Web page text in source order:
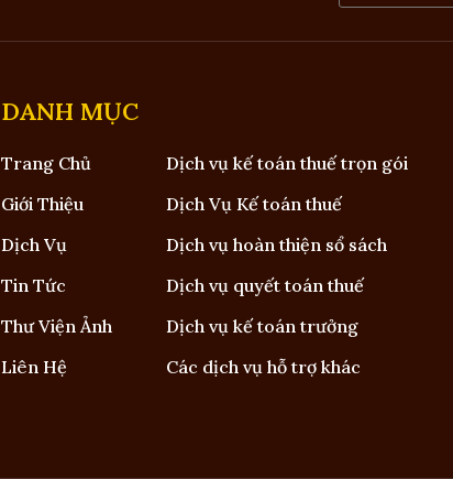
DANH MỤC
Dịch vụ kế toán thuế trọn gói
Trang Chủ
Dịch Vụ Kế toán thuế
Giới Thiệu
Dịch vụ hoàn thiện sổ sách
Dịch Vụ
Dịch vụ quyết toán thuế
Tin Tức
Dịch vụ kế toán trưởng
Thư Viện Ảnh
Các dịch vụ hỗ trợ khác
Liên Hệ